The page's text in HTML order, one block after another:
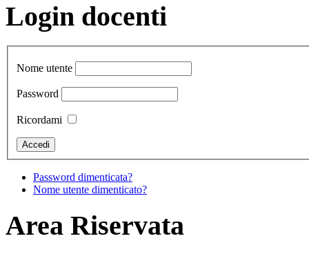
Login docenti
Nome utente
Password
Ricordami
Password dimenticata?
Nome utente dimenticato?
Area Riservata